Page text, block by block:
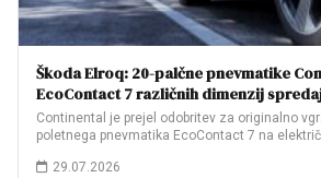
Škoda Elroq: 20-palčne pnevmatike
EcoContact 7 različnih dimenzij
Continental je prejel odobritev za originalno
poletnega pnevmatika EcoContact 7 na
29.07.2026